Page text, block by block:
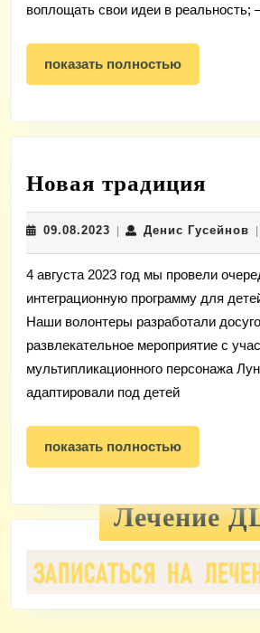
воплощать свои идеи в реальность;
показать полностьюпоказать
полностью
Новая традиция
09.08.2023 09.08.2023
| Денис Гусейнов |
4 августа 2023 год мы провели
интеграционную программу для
Наши волонтеры разработали
развлекательное мероприятие с
мультипликационного персонажа
адаптировали под детей
показать полностьюпоказать
полностью
Лечение